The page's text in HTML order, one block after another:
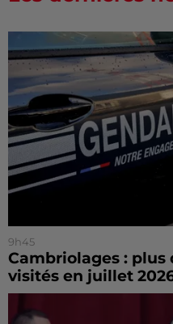
9h45
Cambriolages : plus
visités en juillet